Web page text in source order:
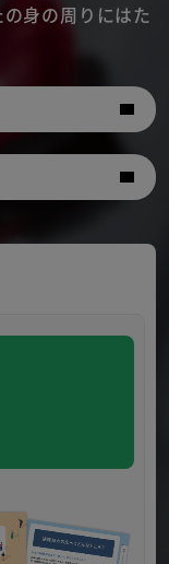
身の周りにはた